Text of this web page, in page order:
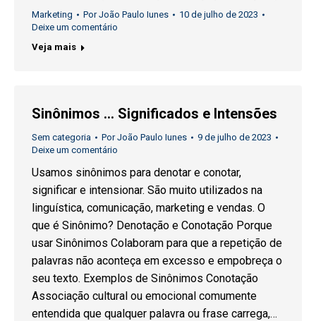
Marketing PorJoão Paulo Iunes
10 de julho de 2023
Deixe um comentário
Veja mais
Sinônimos … Significados e Intensões
Sem categoria PorJoão Paulo Iunes
9 de julho de 2023
Deixe um comentário
Usamos sinônimos para denotar e conotar,
significar e intensionar. São muito utilizados na
linguística, comunicação, marketing e vendas. O
que é Sinônimo? Denotação e Conotação Porque
usar Sinônimos Colaboram para que a repetição de
palavras não aconteça em excesso e empobreça o
seu texto. Exemplos de Sinônimos Conotação
Associação cultural ou emocional comumente
entendida que qualquer palavra ou frase carrega,…